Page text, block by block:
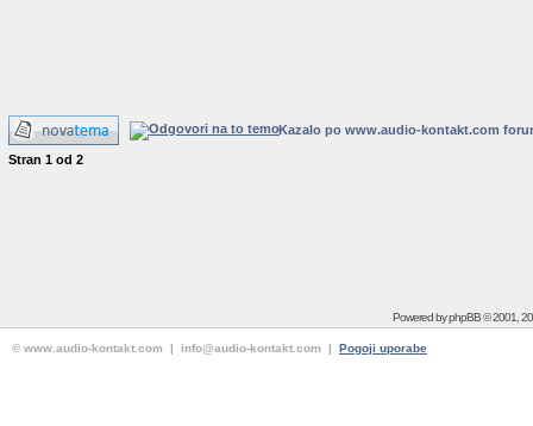
Kazalo po www.audio-kontakt.com
Stran 1 od 2
Powered byphpBB© 2001,
© www.audio-kontakt.com | info@audio-kontakt.com | Pogoji uporabe